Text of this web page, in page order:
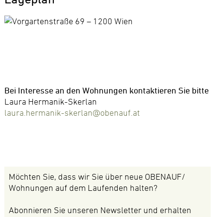
Bei Interesse an den Wohnungen kontaktieren Sie bitte
Laura Hermanik-Skerlan
laura.hermanik-skerlan@obenauf.at
Möchten Sie, dass wir Sie über neue OBENAUF/
Wohnungen auf dem Laufenden halten?
Abonnieren Sie unseren Newsletter und erhalten